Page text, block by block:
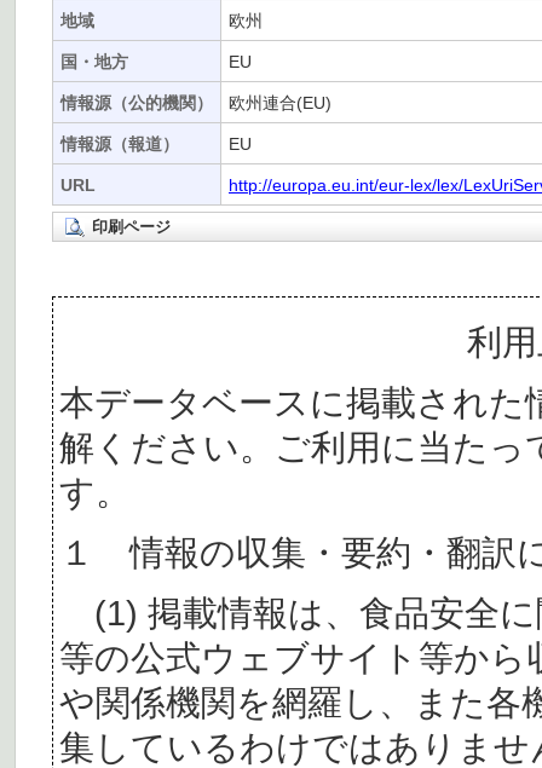
地域 欧州
国・地方 EU
情報源（公的機関） 欧州連合(EU)
情報源（報道） EU
URL http://europa.eu.int/eur-lex/lex/
印刷ページ
利
本データベースに掲載された
解ください。ご利用に当た
す。
１ 情報の収集・要約・翻訳
(1) 掲載情報は、食品安全
等の公式ウェブサイト等か
や関係機関を網羅し、また各
集しているわけではありませ